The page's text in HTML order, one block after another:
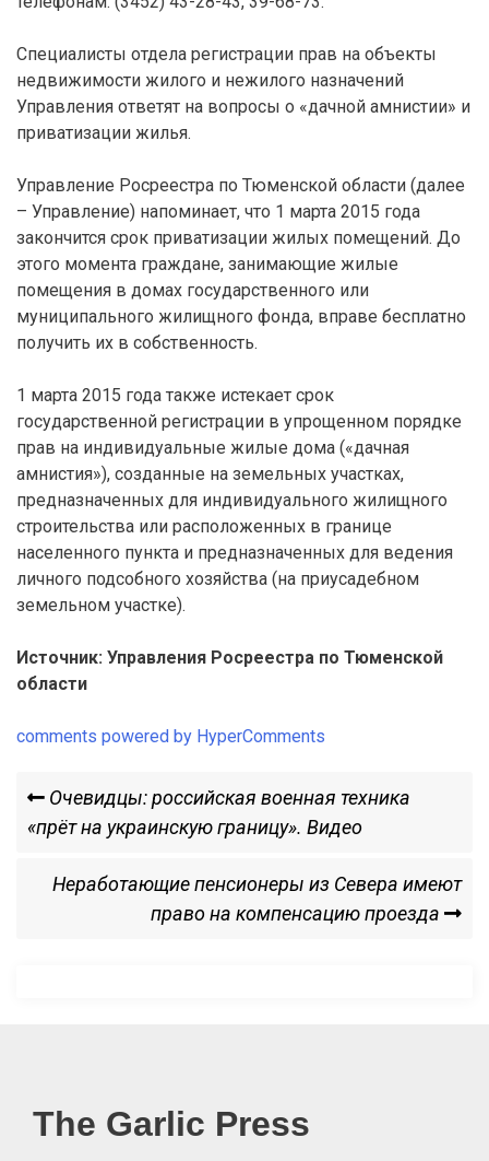
Специалисты отдела регистрации прав на объекты
недвижимости жилого и нежилого назначений
Управления ответят на вопросы о «дачной амнистии» и
приватизации жилья.
Управление Росреестра по Тюменской области (далее
– Управление) напоминает, что 1 марта 2015 года
закончится срок приватизации жилых помещений. До
этого момента граждане, занимающие жилые
помещения в домах государственного или
муниципального жилищного фонда, вправе бесплатно
получить их в собственность.
1 марта 2015 года также истекает срок
государственной регистрации в упрощенном порядке
прав на индивидуальные жилые дома («дачная
амнистия»), созданные на земельных участках,
предназначенных для индивидуального жилищного
строительства или расположенных в границе
населенного пункта и предназначенных для ведения
личного подсобного хозяйства (на приусадебном
земельном участке).
Источник: Управления Росреестра по Тюменской
области
comments powered by HyperComments
Навигация
по
записям
Previous
Post
Очевидцы: российская военная техника
«прёт на украинскую границу». Видео
NextНеработающие пенсионеры из Севера имеют
право на компенсацию проезда
The Garlic Press